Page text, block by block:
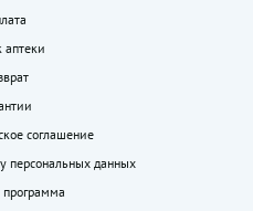
аптеки
соглашение
персональных данных
программа